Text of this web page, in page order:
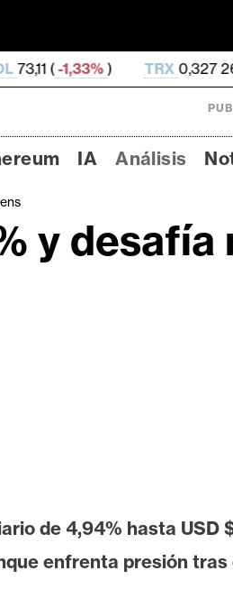
) TRX0,327 268 (-0,05%)
IA Análisis
y
de 4,94% hasta
enfrenta presión